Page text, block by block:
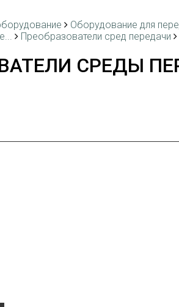
Оборудование для
Преобразователи сред передачи
СРЕДЫ